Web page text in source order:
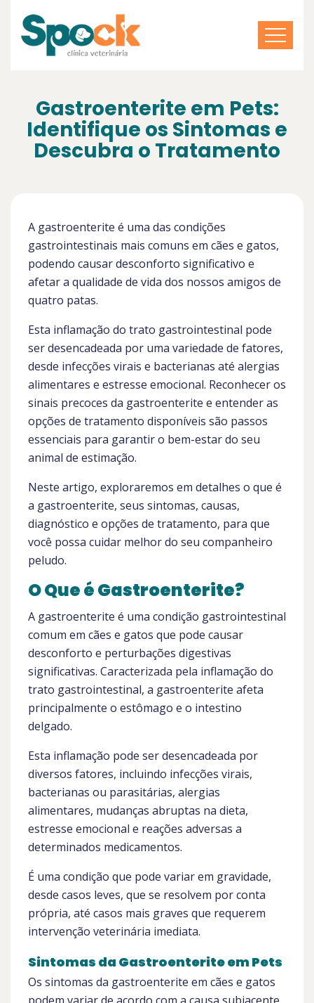
Gastroenterite em Pets:
Identifique os Sintomas e
Descubra o Tratamento
A gastroenterite é uma das condições
gastrointestinais mais comuns em cães e gatos,
podendo causar desconforto significativo e
afetar a qualidade de vida dos nossos amigos de
quatro patas.
Esta inflamação do trato gastrointestinal pode
ser desencadeada por uma variedade de fatores,
desde infecções virais e bacterianas até alergias
alimentares e estresse emocional. Reconhecer os
sinais precoces da gastroenterite e entender as
opções de tratamento disponíveis são passos
essenciais para garantir o bem-estar do seu
animal de estimação.
Neste artigo, exploraremos em detalhes o que é
a gastroenterite, seus sintomas, causas,
diagnóstico e opções de tratamento, para que
você possa cuidar melhor do seu companheiro
peludo.
O Que é Gastroenterite?
A gastroenterite é uma condição gastrointestinal
comum em cães e gatos que pode causar
desconforto e perturbações digestivas
significativas. Caracterizada pela inflamação do
trato gastrointestinal, a gastroenterite afeta
principalmente o estômago e o intestino
delgado.
Esta inflamação pode ser desencadeada por
diversos fatores, incluindo infecções virais,
bacterianas ou parasitárias, alergias
alimentares, mudanças abruptas na dieta,
estresse emocional e reações adversas a
determinados medicamentos.
É uma condição que pode variar em gravidade,
desde casos leves, que se resolvem por conta
própria, até casos mais graves que requerem
intervenção veterinária imediata.
Sintomas da Gastroenterite em Pets
Os sintomas da gastroenterite em cães e gatos